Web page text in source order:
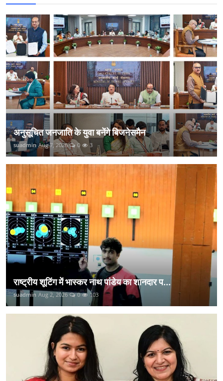
अनुसूचित जनजाति के युवा बनेंगे बिजनेसमैन
suadmin Aug 7, 2026 0 3
राष्ट्रीय शूटिंग में भास्कर नाथ पांडेय का शानदार प...
suadmin Aug 2, 2026 0 103